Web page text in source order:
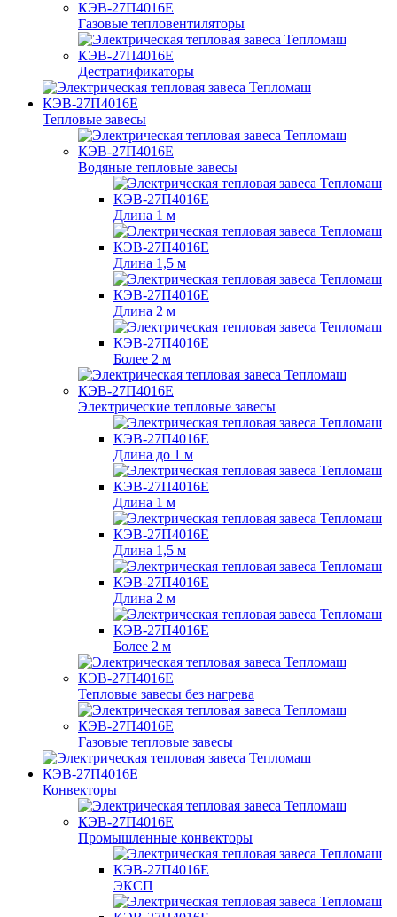
Газовые тепловентиляторы
Дестратификаторы
Тепловые завесы
Водяные тепловые завесы
Длина 1 м
Длина 1,5 м
Длина 2 м
Более 2 м
Электрические тепловые завесы
Длина до 1 м
Длина 1 м
Длина 1,5 м
Длина 2 м
Более 2 м
Тепловые завесы без нагрева
Газовые тепловые завесы
Конвекторы
Промышленные конвекторы
ЭКСП